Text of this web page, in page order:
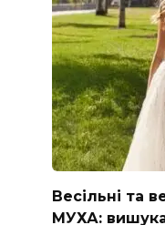
Весільні та
МУХА: